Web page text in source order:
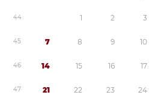
44 1 2 3
45 7 8 9 10
46 14 15 16 17
47 21 22 23 24